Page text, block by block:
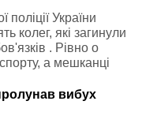
України
колег, які загинули
. Рівно о
а мешканці
вибух